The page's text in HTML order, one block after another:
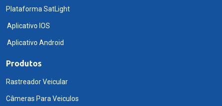
Plataforma SatLight
Aplicativo IOS
Aplicativo Android
Produtos
Rastreador Veicular
Câmeras Para Veiculos